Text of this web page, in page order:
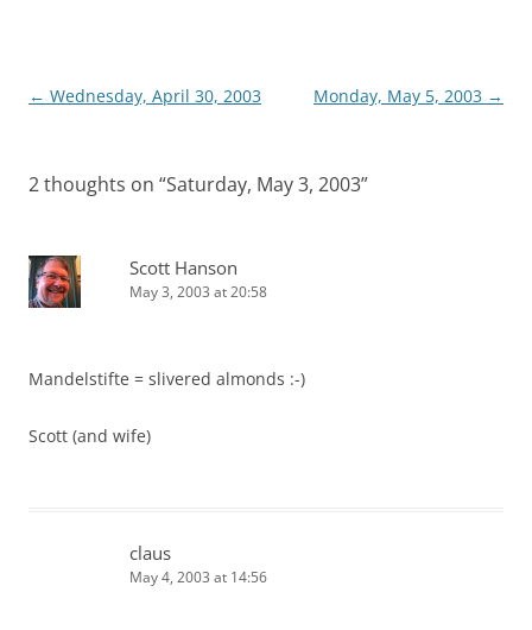
Post
← Wednesday, April 30, 2003 Monday, May 5, 2003 →
2 thoughts on “Saturday, May 3, 2003”
Scott Hanson
May 3, 2003 at 20:58
Mandelstifte = slivered almonds :-)
Scott (and wife)
claus
May 4, 2003 at 14:56